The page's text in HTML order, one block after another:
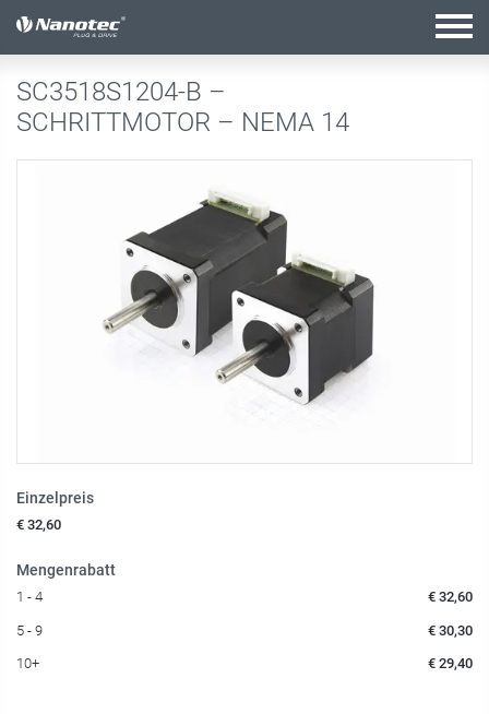
Aktive Kombination
SC3518S1204-B –
SCHRITTMOTOR – NEMA 14
Einzelpreis
€ 32,60
Mengenrabatt
1 - 4 € 32,60
5 - 9 € 30,30
10+ € 29,40